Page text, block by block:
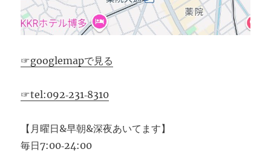
☞googlemapで見る
☞tel:092‐231‐8310
【月曜日&早朝&深夜あいてます】
毎日7:00‐24:00